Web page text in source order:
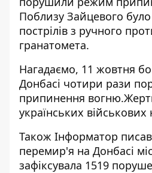
Поблизу Зайцевого
пострілів з ручного
гранатомета.
Нагадаємо, 11 жовтня
Донбасі чотири рази
припинення
українських військових
Також Інформатор
перемир'я на Донбасі
зафіксувала 1519